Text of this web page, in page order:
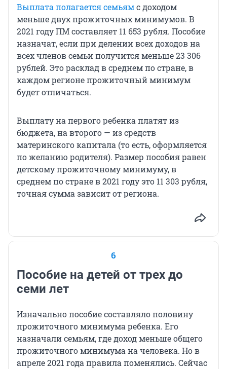
Выплата полагается семьямс доходом
меньше двух прожиточных минимумов. В
2021 году ПМ составляет 11 653 рубля. Пособие
назначат, если при делении всех доходов на
всех членов семьи получится меньше 23 306
рублей. Это расклад в среднем по стране, в
каждом регионе прожиточный минимум
будет отличаться.
Выплату на первого ребенка платят из
бюджета, на второго — из средств
материнского капитала (то есть, оформляется
по желанию родителя). Размер пособия равен
детскому прожиточному минимуму, в
среднем по стране в 2021 году это 11 303 рубля,
точная сумма зависит от региона.
6
Пособие на детей от трех до
семи лет
Изначально пособие составляло половину
прожиточного минимума ребенка. Его
назначали семьям, где доход меньше общего
прожиточного минимума на человека. Но в
апреле 2021 года правила поменялись. Сейчас